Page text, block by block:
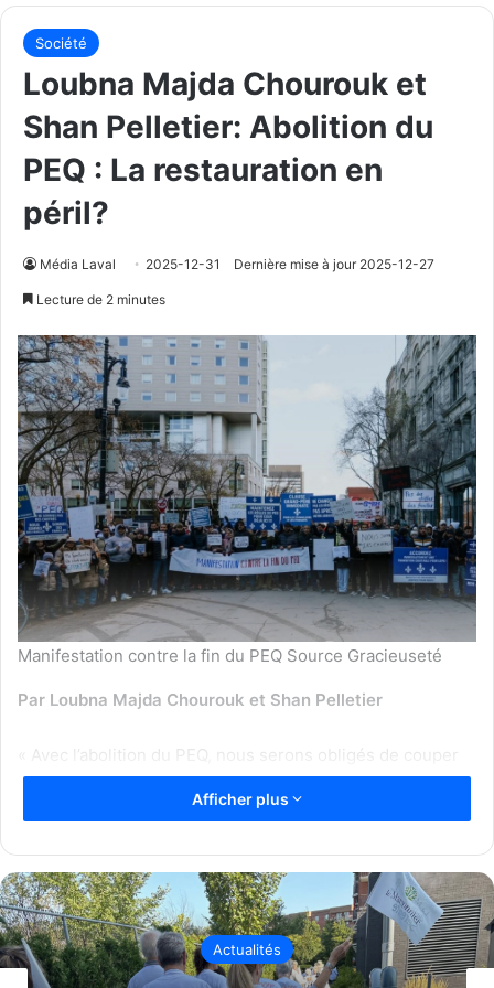
Société
Loubna Majda Chourouk et
Shan Pelletier: Abolition du
PEQ : La restauration en
péril?
Média Laval 2025-12-31 Dernière mise à jour 2025-12-27
Lecture de 2 minutes
Manifestation contre la fin du PEQ Source Gracieuseté
Par Loubna Majda Chourouk et Shan Pelletier
« Avec l’abolition du PEQ, nous serons obligés de couper
des heures de service »
Depuis la pandémie, les restaurateurs du Québec
peinent à recruter de la main-d’œuvre locale.
Ils optent pour le recrutement de personnel à
l’étranger. Le programme de l’expérience
Afficher plus
Actualités